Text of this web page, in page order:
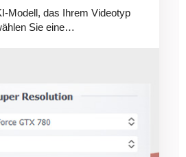
Modell, das Ihrem Videotyp
Sie eine